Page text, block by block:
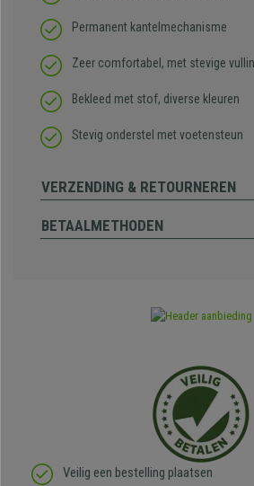
Permanent kantelmechanisme
Zeer comfortabel, met stevige
Bekleed met stof, diverse kleuren
Stevig onderstel met voetensteun
VERZENDING & RETOURNEREN
BETAALMETHODEN
Veilig een bestelling plaatsen